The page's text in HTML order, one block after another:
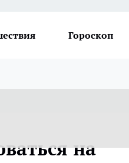
Гороскоп
на